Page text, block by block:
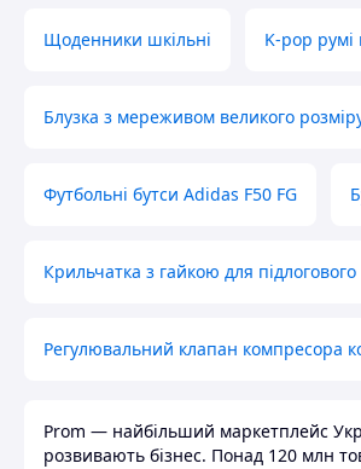
Щоденники шкільні K-pop румі
Блузка з мереживом великого
Футбольні бутси Adidas F50 FG
Крильчатка з гайкою для
Регулювальний клапан компресора
Prom — найбільший маркетплейс
розвивають бізнес. Понад 120 млн